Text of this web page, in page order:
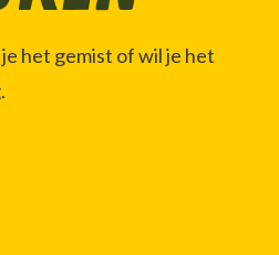
het gemist of wil je het